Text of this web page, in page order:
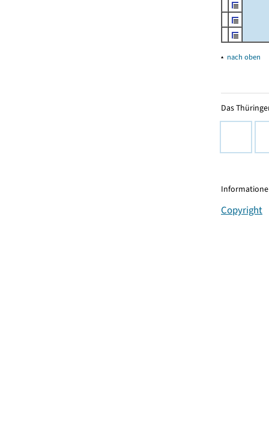
▴ nach oben
Das
Copyright